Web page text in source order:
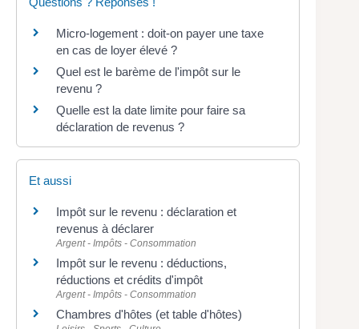
Micro-logement : doit-on payer une taxe
en cas de loyer élevé ?
Quel est le barème de l'impôt sur le
revenu ?
Quelle est la date limite pour faire sa
déclaration de revenus ?
Et aussi
Impôt sur le revenu : déclaration et
revenus à déclarer
Argent - Impôts - Consommation
Impôt sur le revenu : déductions,
réductions et crédits d'impôt
Argent - Impôts - Consommation
Chambres d'hôtes (et table d'hôtes)